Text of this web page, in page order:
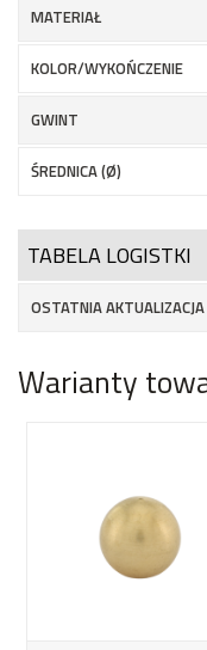
MATERIAŁ
KOLOR/WYKOŃCZENIE
GWINT
ŚREDNICA (Ø)
TABELA LOGISTKI
OSTATNIA AKTUALIZACJA
Warianty